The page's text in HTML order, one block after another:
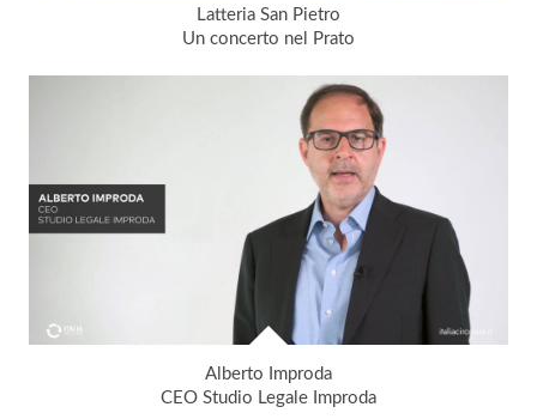
Latteria San Pietro
Un concerto nel Prato
Alberto Improda
CEO Studio Legale Improda